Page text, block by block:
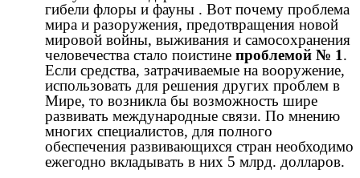
гибели флоры и фауны . Вот почему проблема
мира и разоружения, предотвращения новой
мировой войны, выживания и самосохранения
человечества стало поистине проблемой № 1.
Если средства, затрачиваемые на вооружение,
использовать для решения других проблем в
Мире, то возникла бы возможность шире
развивать международные связи. По мнению
многих специалистов, для полного
обеспечения развивающихся стран необходимо
ежегодно вкладывать в них 5 млрд. долларов.